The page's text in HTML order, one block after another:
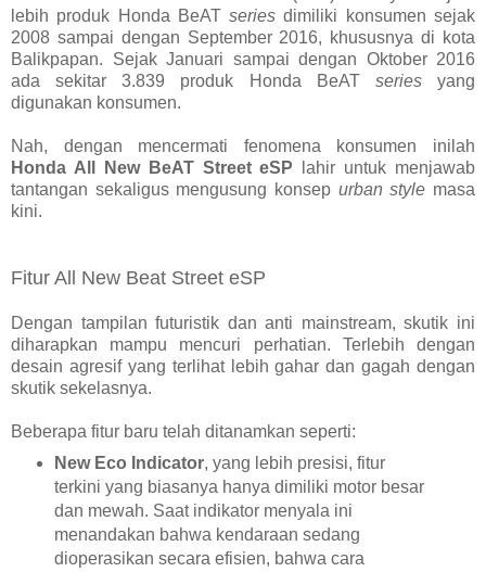
lebih produk Honda BeATseries dimiliki konsumen sejak
2008 sampai dengan September 2016, khususnya di kota
Balikpapan. Sejak Januari sampai dengan Oktober 2016
ada sekitar 3.839 produk Honda BeAT seriesyang
digunakan konsumen.
Nah, dengan mencermati fenomena konsumen inilah
Honda All New BeAT Street eSP lahir untuk menjawab
tantangan sekaligus mengusung konsep urban style masa
kini.
Fitur All New Beat Street eSP
Dengan tampilan futuristik dan anti mainstream, skutik ini
diharapkan mampu mencuri perhatian. Terlebih dengan
desain agresif yang terlihat lebih gahar dan gagah dengan
skutik sekelasnya.
Beberapa fitur baru telah ditanamkan seperti:
New Eco Indicator, yang lebih presisi, fitur
terkini yang biasanya hanya dimiliki motor besar
dan mewah. Saat indikator menyala ini
menandakan bahwa kendaraan sedang
dioperasikan secara efisien, bahwa cara